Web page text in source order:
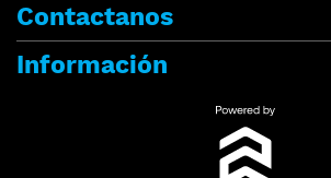
Contactanos
Información